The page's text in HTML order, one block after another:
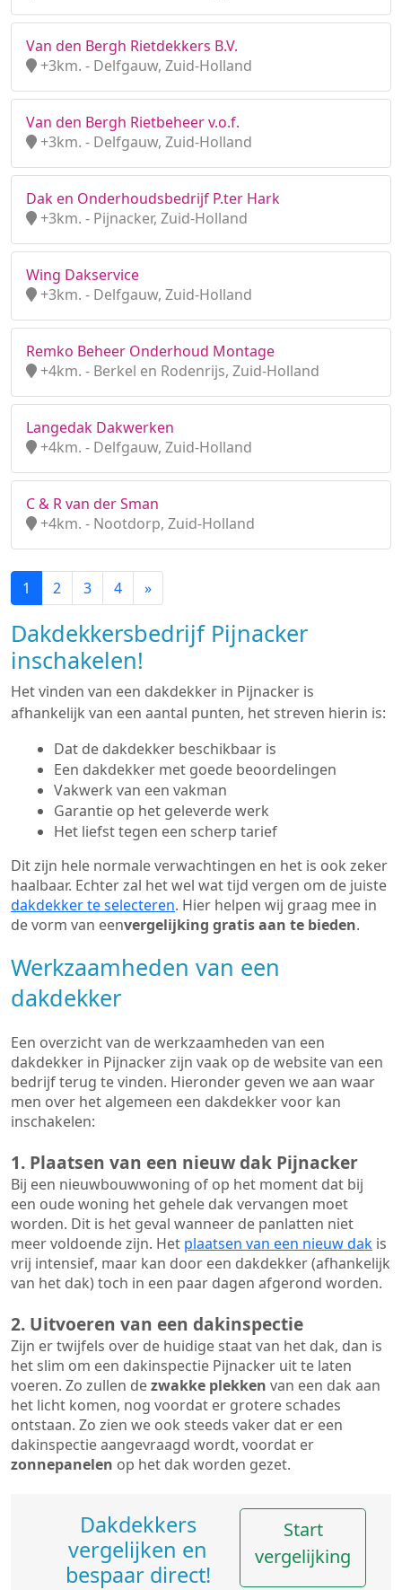
Van den Bergh Rietdekkers B.V.
+3km. - Delfgauw, Zuid-Holland
Van den Bergh Rietbeheer v.o.f.
+3km. - Delfgauw, Zuid-Holland
Dak en Onderhoudsbedrijf P.ter Hark
+3km. - Pijnacker, Zuid-Holland
Wing Dakservice
+3km. - Delfgauw, Zuid-Holland
Remko Beheer Onderhoud Montage
+4km. - Berkel en Rodenrijs, Zuid-Holland
Langedak Dakwerken
+4km. - Delfgauw, Zuid-Holland
C & R van der Sman
+4km. - Nootdorp, Zuid-Holland
1 2 3 4 »
Dakdekkersbedrijf Pijnacker
inschakelen!
Het vinden van een dakdekker in Pijnacker is
afhankelijk van een aantal punten, het streven hierin is:
Dat de dakdekker beschikbaar is
Een dakdekker met goede beoordelingen
Vakwerk van een vakman
Garantie op het geleverde werk
Het liefst tegen een scherp tarief
Dit zijn hele normale verwachtingen en het is ook zeker
haalbaar. Echter zal het wel wat tijd vergen om de juiste
dakdekker te selecteren. Hier helpen wij graag mee in
de vorm van eenvergelijking gratis aan te bieden.
Werkzaamheden van een
dakdekker
Een overzicht van de werkzaamheden van een
dakdekker in Pijnacker zijn vaak op de website van een
bedrijf terug te vinden. Hieronder geven we aan waar
men over het algemeen een dakdekker voor kan
inschakelen:
1. Plaatsen van een nieuw dak Pijnacker
Bij een nieuwbouwwoning of op het moment dat bij
een oude woning het gehele dak vervangen moet
worden. Dit is het geval wanneer de panlatten niet
meer voldoende zijn. Het plaatsen van een nieuw dak is
vrij intensief, maar kan door een dakdekker (afhankelijk
van het dak) toch in een paar dagen afgerond worden.
2. Uitvoeren van een dakinspectie
Zijn er twijfels over de huidige staat van het dak, dan is
het slim om een dakinspectie Pijnacker uit te laten
voeren. Zo zullen dezwakke plekken van een dak aan
het licht komen, nog voordat er grotere schades
ontstaan. Zo zien we ook steeds vaker dat er een
dakinspectie aangevraagd wordt, voordat er
zonnepanelen op het dak worden gezet.
Dakdekkers
vergelijken en
bespaar direct!
Start
vergelijking